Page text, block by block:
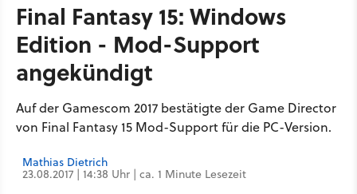
Final Fantasy 15: Windows
Edition - Mod-Support
angekündigt
Auf der Gamescom 2017 bestätigte der Game Director
von Final Fantasy 15 Mod-Support für die PC-Version.
Mathias Dietrich
23.08.2017 | 14:38 Uhr | ca. 1 Minute Lesezeit